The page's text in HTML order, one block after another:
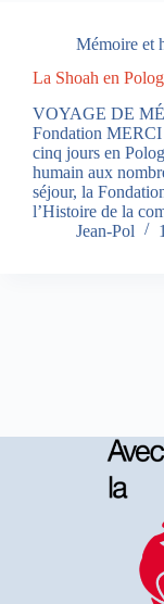
Mémoire et
La Shoah en
VOYAGE DE
Fondation MERCI
cinq jours en
humain aux
séjour, la
l’Histoire de la
Jean-Pol